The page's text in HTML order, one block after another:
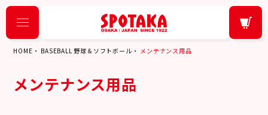
HOME BASEBALL 野球＆ソフトボール メンテナンス用品
メンテナンス用品